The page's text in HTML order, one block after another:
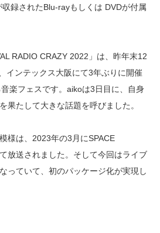
録されたBlu-rayもしくは DVDが付属
RADIO CRAZY 2022」は、昨年末12
インテックス大阪にて3年ぶりに開催
楽フェスです。aikoは3日目に、自身
果たして大きな話題を呼びました。
様は、2023年の3月にSPACE
放送されました。そして今回はライブ
っていて、初のパッケージ化が実現し